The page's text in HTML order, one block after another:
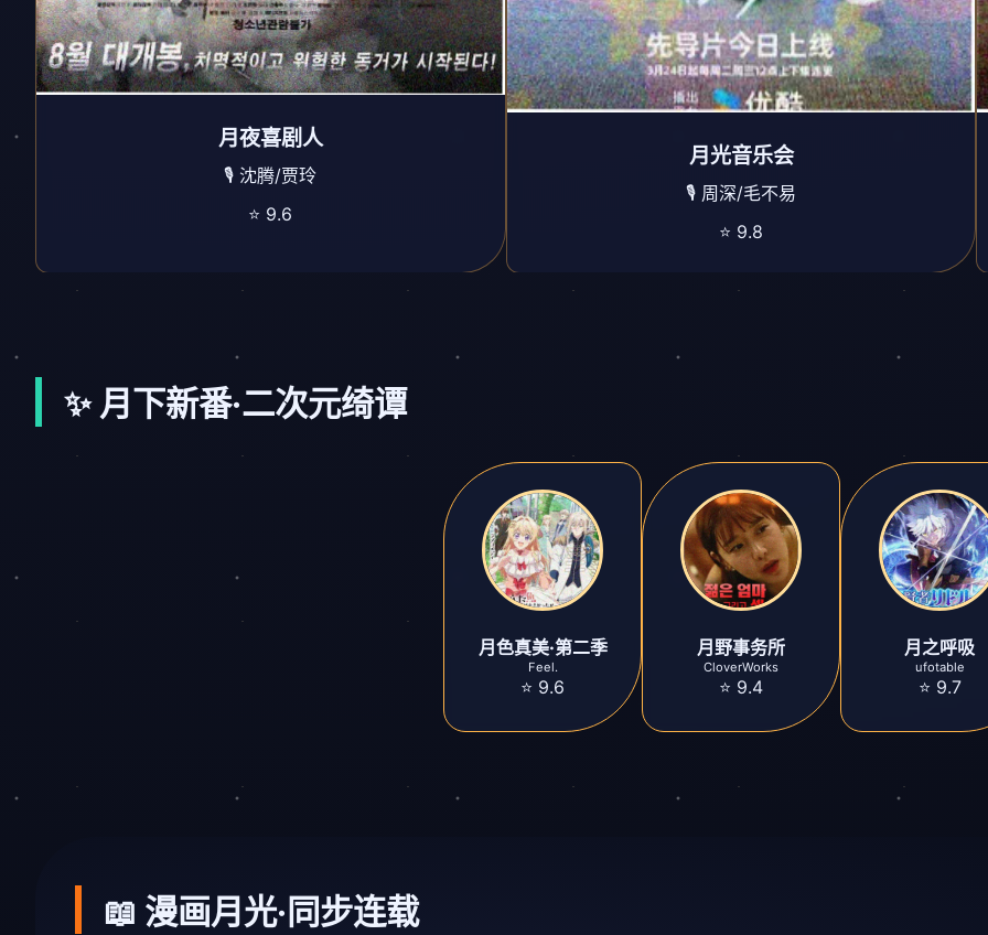
月夜喜剧人
🎙️ 沈腾/贾玲
⭐ 9.6
月光音乐会
🎙️ 周深/毛不易
⭐ 9.8
✨ 月下新番·二次元绮谭
月色真美·第二季
Feel.
⭐ 9.6
月野事务所
CloverWorks
⭐ 9.4
月之呼吸
ufotable
⭐ 9.7
📖 漫画月光·同步连载